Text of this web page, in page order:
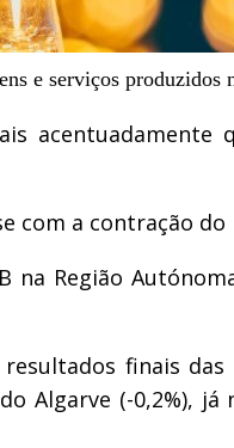
e serviços
acentuadamente
com a contração
Região
finais
Algarve (-0,2%),